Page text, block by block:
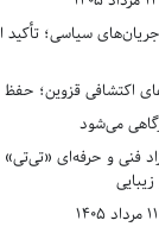
سیاسی؛ تأکید
اکتشافی قزوین؛ حفظ
می‌شود
فنی و حرفه‌ای